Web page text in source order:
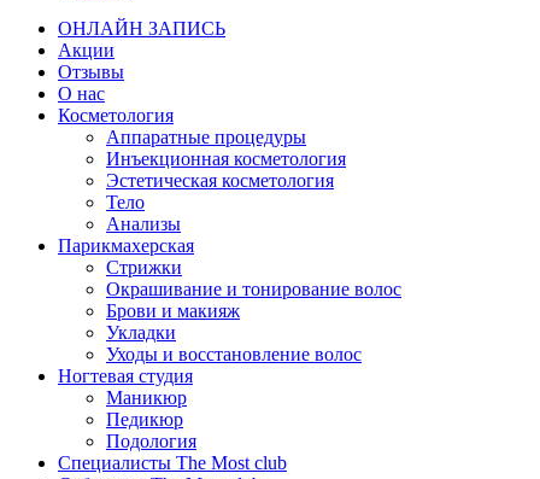
ОНЛАЙН ЗАПИСЬ
Акции
Отзывы
О нас
Косметология
Аппаратные процедуры
Инъекционная косметология
Эстетическая косметология
Тело
Анализы
Парикмахерская
Стрижки
Окрашивание и тонирование волос
Брови и макияж
Укладки
Уходы и восстановление волос
Ногтевая студия
Маникюр
Педикюр
Подология
Специалисты The Most club